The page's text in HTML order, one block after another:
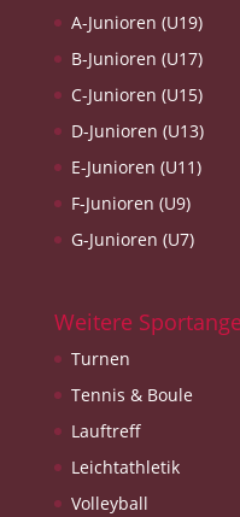
A-Junioren (U19)
B-Junioren (U17)
C-Junioren (U15)
D-Junioren (U13)
E-Junioren (U11)
F-Junioren (U9)
G-Junioren (U7)
Weitere
Turnen
Tennis & Boule
Lauftreff
Leichtathletik
Volleyball